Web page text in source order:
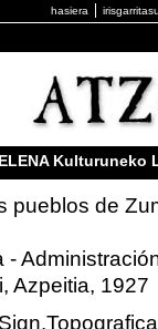
hasiera
de
Azpeitia, 1927